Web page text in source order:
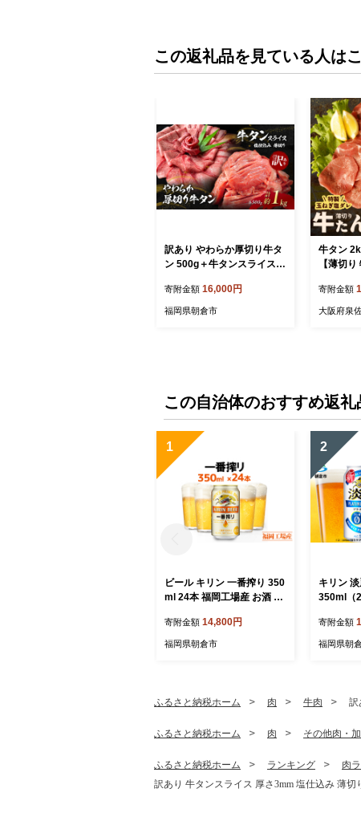
この返礼品を見ている人は
訳あり やわらか厚切り牛タ
ン 500g＋牛タンスライス
kg(500g×2P) ※配送不可：
離島
寄附金額 16,000円
福岡県朝倉市
牛タン
【薄切
サイズ不
18
寄附金額
大阪府泉
この自治体のおすすめ返礼
1
ビール キリン 一番搾り 350
ml 24本 福岡工場産 お酒 キ
ル ギフト 内祝い ケース 一
番搾り麦汁 麦100％ すみき
寄附金額 14,800円
福岡県朝倉市
2
キリン
350ml（
類 福岡工
ルコール
寄附金額
福岡県朝
ふるさと納税ホーム 肉 牛肉 訳
ふるさと納税ホーム 肉 その他肉・
ふるさと納税ホーム ランキング 肉
訳あり 牛タンスライス 厚さ3mm 塩仕込み 薄